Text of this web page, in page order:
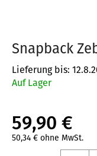
Snapback
Lieferung bis:
Auf Lager
59,90 €
50,34 € ohne MwSt.
Verkaufspreis:
i
r
e